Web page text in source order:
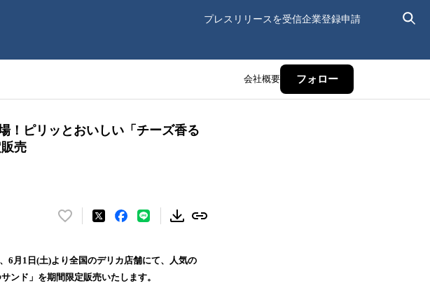
プレスリリースを受信企業登録申請
会社概要 フォロー
！ピリッとおいしい「チーズ香る
売
い
！
数
6月1日(土)より全国のデリカ店舗にて、人気の
ンド」を期間限定販売いたします。